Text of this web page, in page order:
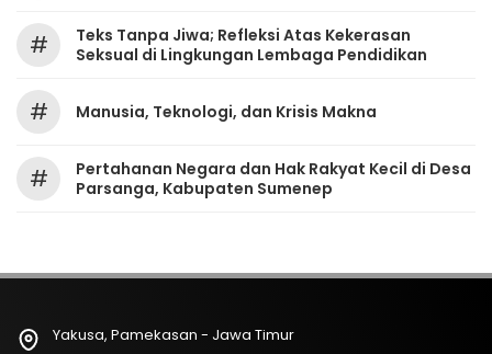
#
Teks Tanpa Jiwa; Refleksi Atas Kekerasan
Seksual di Lingkungan Lembaga Pendidikan
# Manusia, Teknologi, dan Krisis Makna
#
Pertahanan Negara dan Hak Rakyat Kecil di Desa
Parsanga, Kabupaten Sumenep
Yakusa, Pamekasan - Jawa Timur